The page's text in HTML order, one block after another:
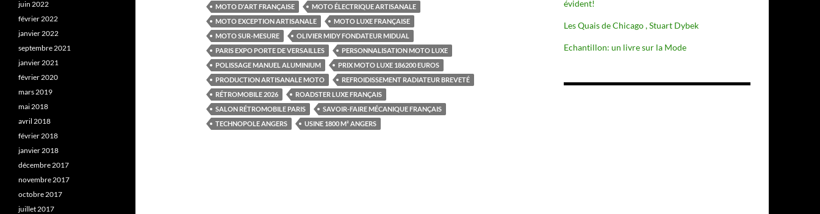
MOTO D'ART FRANÇAISE
MOTO ÉLECTRIQUE ARTISANALE
MOTO EXCEPTION ARTISANALE
MOTO LUXE FRANÇAISE
MOTO SUR-MESURE
OLIVIER MIDY FONDATEUR MIDUAL
PARIS EXPO PORTE DE VERSAILLES
PERSONNALISATION MOTO LUXE
POLISSAGE MANUEL ALUMINIUM
PRIX MOTO LUXE 186200 EUROS
PRODUCTION ARTISANALE MOTO
REFROIDISSEMENT RADIATEUR BREVETÉ
RÉTROMOBILE 2026
ROADSTER LUXE FRANÇAIS
SALON RÉTROMOBILE PARIS
SAVOIR-FAIRE MÉCANIQUE FRANÇAIS
TECHNOPOLE ANGERS
USINE 1800 M² ANGERS
évident!
Les Quais de Chicago , Stuart Dybek
Echantillon: un livre sur la Mode
juin 2022
février 2022
janvier 2022
septembre 2021
janvier 2021
février 2020
mars 2019
mai 2018
avril 2018
février 2018
janvier 2018
décembre 2017
novembre 2017
octobre 2017
juillet 2017